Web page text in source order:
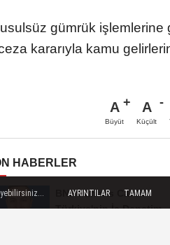
gümrük işlemlerine
kararıyla kamu
A
Büyüt
A
Küçült
HABERLER
BNP Paribas Cardif
Türkiye'nin İç Denetim
AYRINTILAR TAMAM